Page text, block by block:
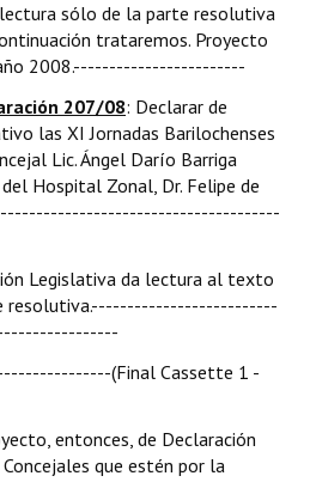
sólo de la parte resolutiva
trataremos. Proyecto
2008.------------------------
207/08: Declarar de
las XI Jornadas Barilochenses
Lic. Ángel Darío Barriga
Hospital Zonal, Dr. Felipe de
Legislativa da lectura al texto
resolutiva.--------------------------
(Final Cassette 1 -
entonces, de Declaración
que estén por la